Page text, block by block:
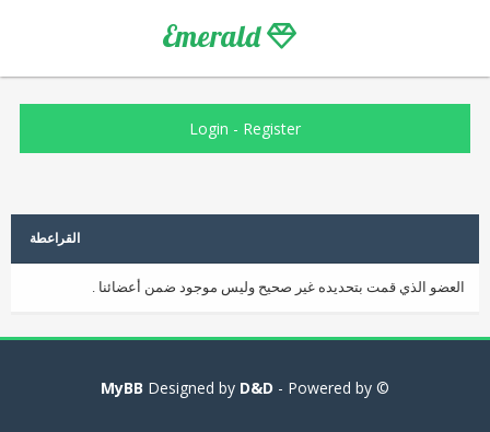
Emerald
Login - Register
القراعطة
العضو الذي قمت بتحديده غير صحيح وليس موجود ضمن أعضائنا .
© Designed by
D&D - Powered by
MyBB